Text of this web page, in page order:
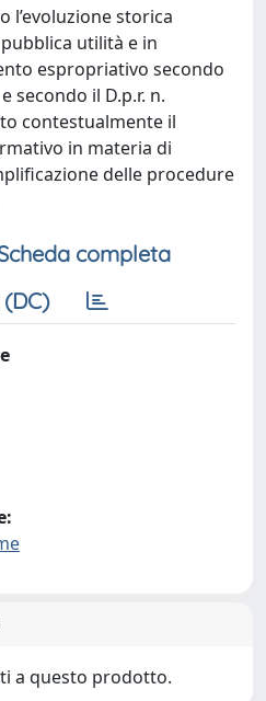
l’evoluzione storica
utilità e in
espropriativo secondo
secondo il D.p.r. n.
contestualmente il
in materia di
delle procedure
completa
a questo prodotto.